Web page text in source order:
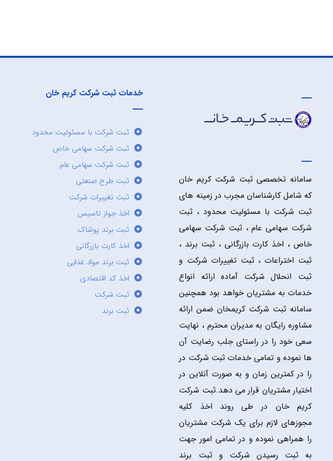
سامانه تخصصی ثبت شرکت کریم خان
که شامل کارشناسان مجرب در زمینه های
ثبت شرکت با مسئولیت محدود ، ثبت
شرکت سهامی عام ، ثبت شرکت سهامی
خاص ، اخذ کارت بازرگانی ، ثبت برند ،
ثبت اختراعات ، ثبت تغییرات شرکت و
ثبت انحلال شرکت آماده ارائه انواع
خدمات به مشتریان خواهد بود همچنین
سامانه ثبت شرکت کریمخان ضمن ارائه
مشاوره رایگان به مدیران محترم ، نهایت
سعی خود را در راستای جلب رضایت آن
ها نموده و تمامی خدمات ثبت شرکت در
را در کمترین زمان و به صورت آنلاین در
اختیار مشتریان قرار می دهد.ثبت شرکت
کریم خان در طی روند اخذ کلیه
مجوزهای لازم برای یک شرکت مشتریان
را همراهی نموده و در تمامی امور جهت
به ثبت رسیدن شرکت و ثبت برند
خدمات ثبت شرکت کریم خان
ثبت شرکت با مسئولیت محدود
ثبت شرکت سهامی خاص
ثبت شرکت سهامی عام
ثبت طرح صنعتی
ثبت تغییرات شرکت
اخذ جواز تاسیس
ثبت برند پوشاک
اخذ کارت بازرگانی
ثبت برند مواد غذایی
اخذ کد اقتصادی
ثبت شرکت
ثبت برند